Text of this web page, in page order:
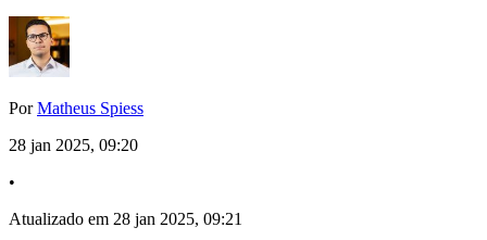
PorMatheus Spiess
28 jan 2025, 09:20
•
Atualizado em 28 jan 2025, 09:21